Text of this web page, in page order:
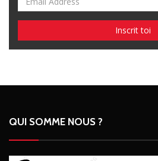
QUI SOMME NOUS ?